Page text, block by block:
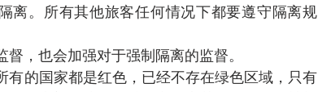
离。所有其他旅客任何情况下都要遵守隔离规
，也会加强对于强制隔离的监督。
的国家都是红色，已经不存在绿色区域，只有